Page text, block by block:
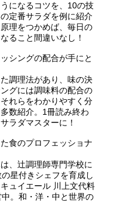
になるコツを、10の技
定番サラダを例に紹介
理をつかめば、毎日の
ること間違いなし！
シングの配合が手にと
調理法があり、味の決
グには調味料の配合の
れらをわかりやすく分
数紹介。1冊読み終わ
ラダマスターに！
食のプロフェッショナ
、辻調理師専門学校に
星付きシェフを育成し
ュイエール 川上文代料
。和・洋・中と世界の